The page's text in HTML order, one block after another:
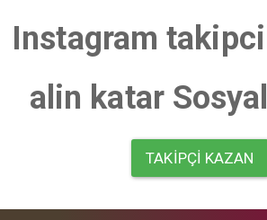
Instagram
alin katar
TAKIPÇI KAZAN